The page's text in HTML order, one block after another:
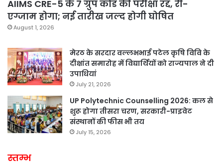
AIIMS CRE-5 के 7 ग्रुप कोड की परीक्षा रद्द, री-
एग्जाम होगा; नई तारीख जल्द होगी घोषित
August 1, 2026
मेरठ के सरदार वल्लभभाई पटेल कृषि विवि के
दीक्षांत समारोह में विद्यार्थियों को राज्यपाल ने दी
उपाधियां
July 21, 2026
UP Polytechnic Counselling 2026: कल से
शुरू होगा तीसरा चरण, सरकारी-प्राइवेट
संस्थानों की फीस भी तय
July 15, 2026
स्तम्भ